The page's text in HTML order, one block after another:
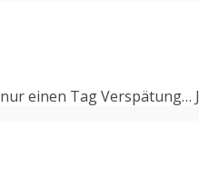
einen Tag Verspätung…